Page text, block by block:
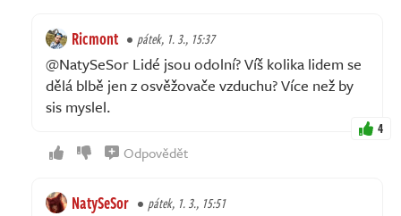
Ricmont pátek, 1. 3., 15:37
@NatySeSor Lidé jsou odolní? Víš kolika lidem se
dělá blbě jen z osvěžovače vzduchu? Více než by
sis myslel.
4
Odpovědět
NatySeSor pátek, 1. 3., 15:51